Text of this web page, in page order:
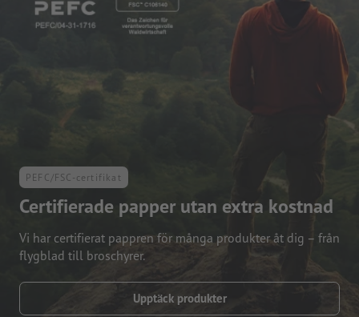
PEFC/FSC-certifikat
Certifierade papper utan extra kostnad
Vi har certifierat pappren för många produkter åt dig – från
flygblad till broschyrer.
Upptäck produkter